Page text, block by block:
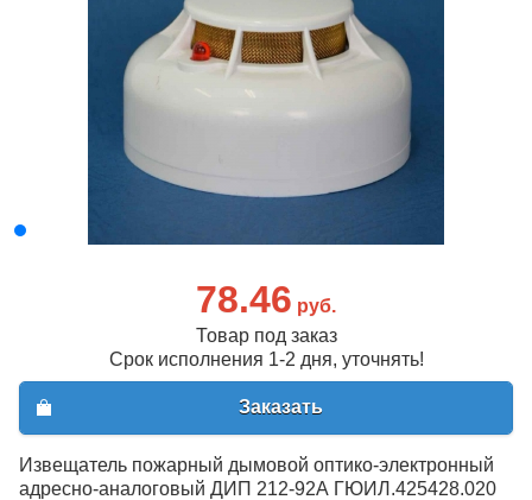
78.46 руб.
Товар под заказ
Срок исполнения 1-2 дня, уточнять!
Заказать
Извещатель пожарный дымовой оптико-электронный
адресно-аналоговый ДИП 212-92А ГЮИЛ.425428.020